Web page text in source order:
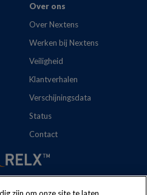
Over ons
Over Nextens
Werken bij Nextens
Veiligheid
Klantverhalen
Verschijningsdata
Status
Contact